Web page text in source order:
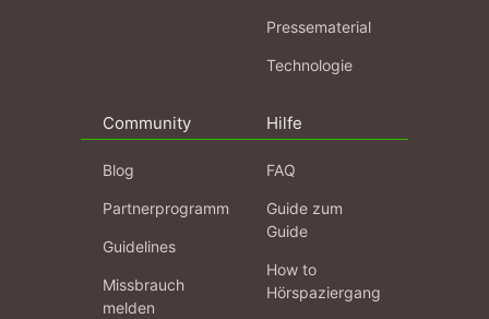
Pressematerial
Technologie
Community
Blog
Partnerprogramm
Guidelines
Missbrauch
melden
Hilfe
FAQ
Guide zum
Guide
How to
Hörspaziergang